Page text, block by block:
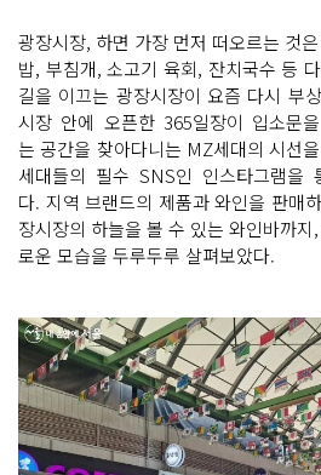
털
광장시장, 하면 가장 먼저 떠오르는 것
밥, 부침개, 소고기 육회, 잔치국수 등
길을 이끄는 광장시장이 요즘 다시 부
시장 안에 오픈한 365일장이 입소문
는 공간을 찾아다니는 MZ세대의 시선
세대들의 필수 SNS인 인스타그램을
다. 지역 브랜드의 제품과 와인을 판매
장시장의 하늘을 볼 수 있는 와인바까
로운 모습을 두루두루 살펴보았다.